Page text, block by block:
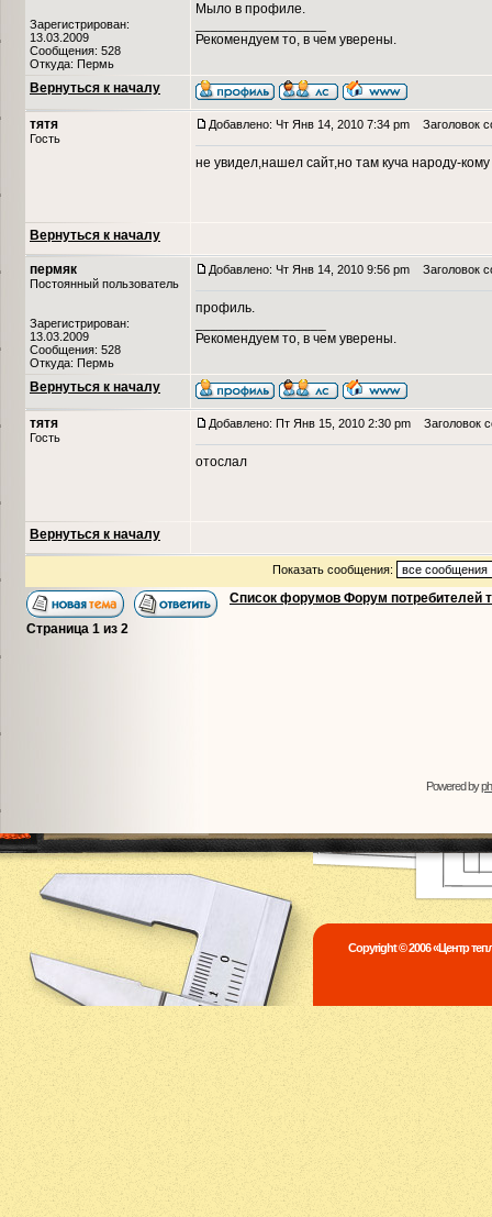
Зарегистрирован:
13.03.2009
Сообщения: 528
Откуда: Пермь
Мыло в профиле.
Рекомендуем то, в чем уверены.
Вернуться к началу
тятя
Гость
Добавлено: Чт Янв 14, 2010 7:34 pm Заголовок
не увидел,нашел сайт,но там куча народу-
Вернуться к началу
пермяк
Постоянный пользователь
Зарегистрирован:
13.03.2009
Сообщения: 528
Откуда: Пермь
Добавлено: Чт Янв 14, 2010 9:56 pm Заголовок
профиль.
Рекомендуем то, в чем уверены.
Вернуться к началу
тятя
Гость
Добавлено: Пт Янв 15, 2010 2:30 pm Заголовок
отослал
Вернуться к началу
Показать сообщения:
Список форумов Форум потребителей
Страница 1 из 2
Powered by
Copyright © 2006 «Центр